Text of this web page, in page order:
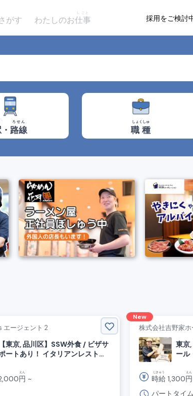
がす わたしのお仕事
しごと
採用をご検討
・ 路線
ろせん
職種
しょくしゅ
ージェント 2
【東京, 品川区】SSW外食 / ビザサ
ートあり！ イタリアンレストラ
円
えん
~
New
株式会社吉野家
東京
ール
時給
じきゅう
1,300円
えん
パートタイム